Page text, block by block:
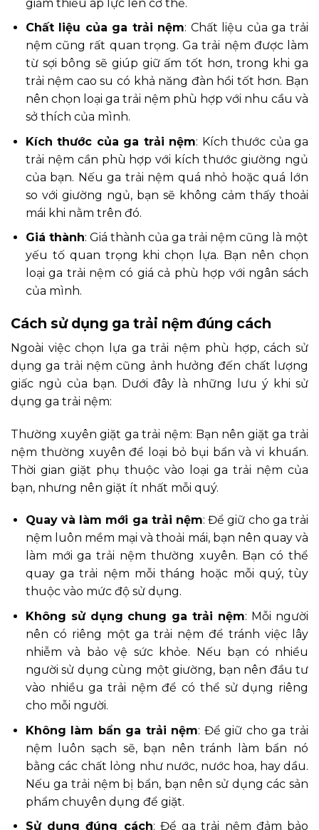
giảm thiểu áp lực lên cơ thể.
Chất liệu của ga trải nệm: Chất liệu của ga trải
nệm cũng rất quan trọng. Ga trải nệm được làm
từ sợi bông sẽ giúp giữ ấm tốt hơn, trong khi ga
trải nệm cao su có khả năng đàn hồi tốt hơn. Bạn
nên chọn loại ga trải nệm phù hợp với nhu cầu và
sở thích của mình.
Kích thước của ga trải nệm: Kích thước của ga
trải nệm cần phù hợp với kích thước giường ngủ
của bạn. Nếu ga trải nệm quá nhỏ hoặc quá lớn
so với giường ngủ, bạn sẽ không cảm thấy thoải
mái khi nằm trên đó.
Giá thành: Giá thành của ga trải nệm cũng là một
yếu tố quan trọng khi chọn lựa. Bạn nên chọn
loại ga trải nệm có giá cả phù hợp với ngân sách
của mình.
Cách sử dụng ga trải nệm đúng cách
Ngoài việc chọn lựa ga trải nệm phù hợp, cách sử
dụng ga trải nệm cũng ảnh hưởng đến chất lượng
giấc ngủ của bạn. Dưới đây là những lưu ý khi sử
dụng ga trải nệm:
Thường xuyên giặt ga trải nệm: Bạn nên giặt ga trải
nệm thường xuyên để loại bỏ bụi bẩn và vi khuẩn.
Thời gian giặt phụ thuộc vào loại ga trải nệm của
bạn, nhưng nên giặt ít nhất mỗi quý.
Quay và làm mới ga trải nệm: Để giữ cho ga trải
nệm luôn mềm mại và thoải mái, bạn nên quay và
làm mới ga trải nệm thường xuyên. Bạn có thể
quay ga trải nệm mỗi tháng hoặc mỗi quý, tùy
thuộc vào mức độ sử dụng.
Không sử dụng chung ga trải nệm: Mỗi người
nên có riêng một ga trải nệm để tránh việc lây
nhiễm và bảo vệ sức khỏe. Nếu bạn có nhiều
người sử dụng cùng một giường, bạn nên đầu tư
vào nhiều ga trải nệm để có thể sử dụng riêng
cho mỗi người.
Không làm bẩn ga trải nệm: Để giữ cho ga trải
nệm luôn sạch sẽ, bạn nên tránh làm bẩn nó
bằng các chất lỏng như nước, nước hoa, hay dầu.
Nếu ga trải nệm bị bẩn, bạn nên sử dụng các sản
phẩm chuyên dụng để giặt.
Sử dụng đúng cách: Để ga trải nệm đảm bảo